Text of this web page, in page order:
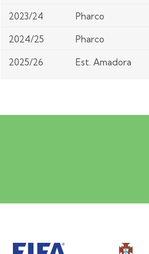
2023/24 Pharco
2024/25 Pharco
2025/26 Est. Amadora